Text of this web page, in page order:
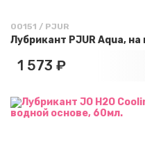
00151 / PJUR
Лубрикант PJUR Aqua,
1 573 ₽